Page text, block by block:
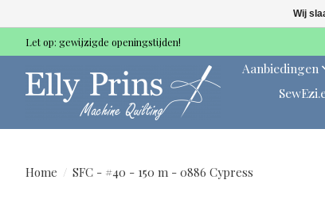
Let op: gewijzigde openingstijden!
Aanbiedingen
Home / SFC - #40 - 150 m - 0886 Cypress
Wij